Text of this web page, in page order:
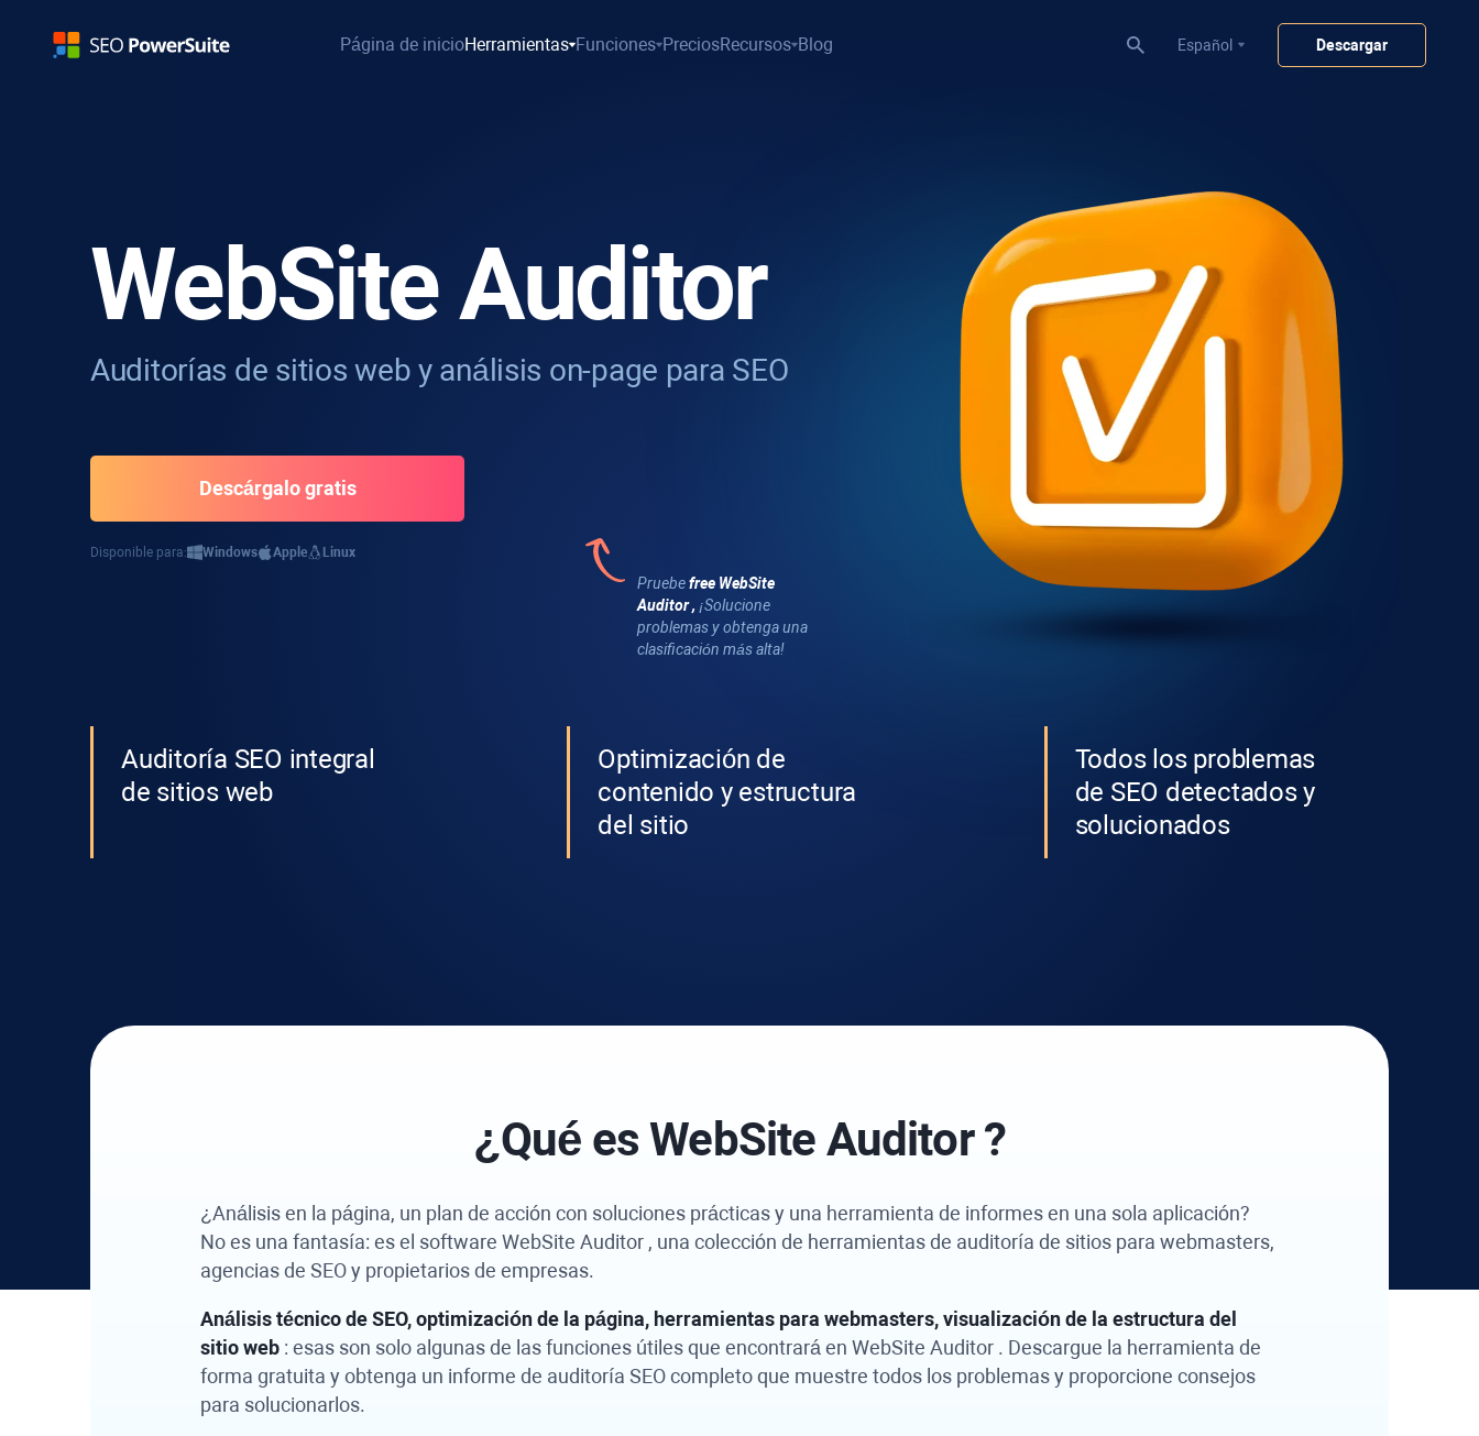
Página de inicioHerramientas Funciones PreciosRecursos Blog Español Descargar
WebSite Auditor
Auditorías de sitios web y análisis on-page para SEO
Descárgalo gratis
Pruebefree WebSite
Auditor, ¡Solucione
problemas y obtenga una
clasificación más alta!
Disponible para: Windows Apple Linux
Auditoría SEO integral
de sitios web
Optimización de
contenido y estructura
del sitio
Todos los problemas
de SEO detectados y
solucionados
¿Qué esWebSite Auditor?
¿Análisis en la página, un plan de acción con soluciones prácticas y una herramienta de informes en una sola aplicación?
No es una fantasía: es el software WebSite Auditor , una colección de herramientas de auditoría de sitios para webmasters,
agencias de SEO y propietarios de empresas.
Análisis técnico de SEO, optimización de la página, herramientas para webmasters, visualización de la estructura del
sitio web : esas son solo algunas de las funciones útiles que encontrará en WebSite Auditor . Descargue la herramienta de
forma gratuita y obtenga un informe de auditoría SEO completo que muestre todos los problemas y proporcione consejos
para solucionarlos.